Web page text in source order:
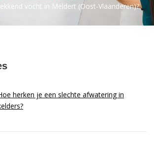
vocht in Meldert (Oost-Vlaanderen)?
herken je een slechte afwatering in